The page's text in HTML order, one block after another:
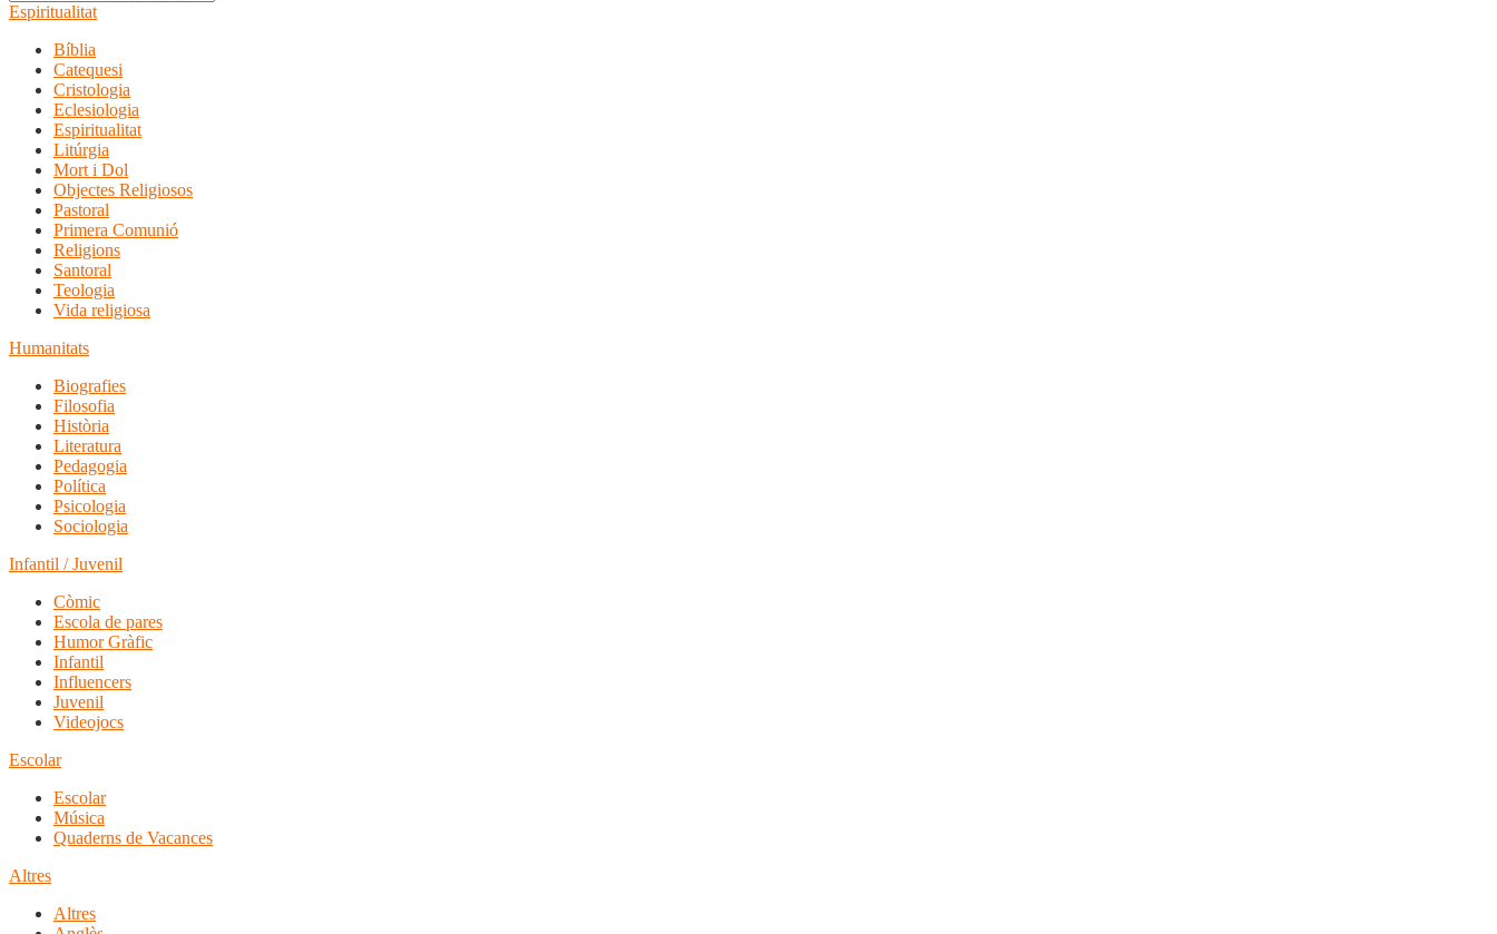
Espiritualitat
Bíblia
Catequesi
Cristologia
Eclesiologia
Espiritualitat
Litúrgia
Mort i Dol
Objectes Religiosos
Pastoral
Primera Comunió
Religions
Santoral
Teologia
Vida religiosa
Humanitats
Biografies
Filosofia
Història
Literatura
Pedagogia
Política
Psicologia
Sociologia
Infantil / Juvenil
Còmic
Escola de pares
Humor Gràfic
Infantil
Influencers
Juvenil
Videojocs
Escolar
Escolar
Música
Quaderns de Vacances
Altres
Altres